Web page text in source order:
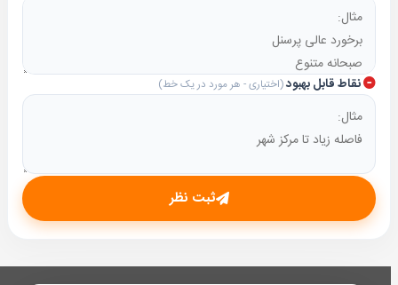
نقاط قابل بهبود(اختیاری - هر مورد در یک خط)
ثبت نظر